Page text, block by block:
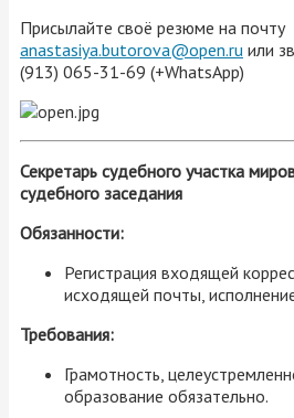
Присылайте своё резюме на почту
anastasiya.butorova@open.ru или
(913) 065-31-69 (+WhatsApp)
Секретарь судебного участка
судебного заседания
Обязанности:
Регистрация входящей
исходящей почты,
Требования:
Грамотность,
образование обязательно.